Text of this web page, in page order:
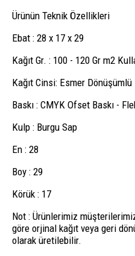
Ürünün Teknik Özellikleri
Ebat : 28 x 17 x 29
Kağıt Gr. : 100 - 120 Gr m2
Kağıt Cinsi: Esmer
Baskı : CMYK Ofset Baskı -
Kulp : Burgu Sap
En : 28
Boy : 29
Körük : 17
Not : Ürünlerimiz
göre orjinal kağıt veya geri
olarak üretilebilir.